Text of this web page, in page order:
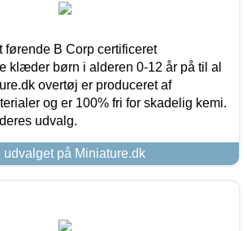
førende B Corp certificeret
klæder børn i alderen 0-12 år på til al
overtøj er produceret af
og er 100% fri for skadelig kemi.
udvalg.
udvalget på Miniature.dk